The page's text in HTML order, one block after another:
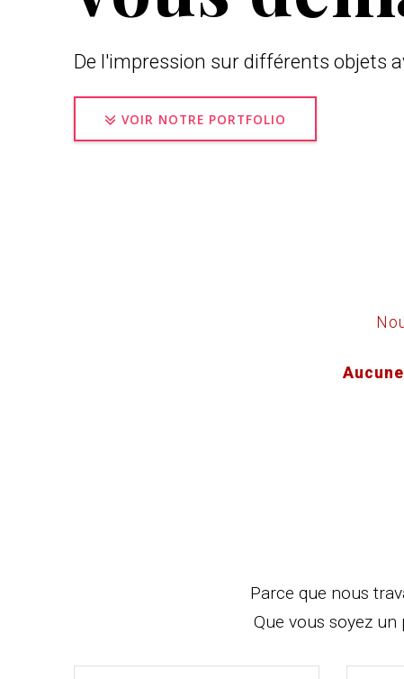
De l'impression sur différents objets
VOIR NOTRE PORTFOLIO
Parce que nous
Que vous soyez